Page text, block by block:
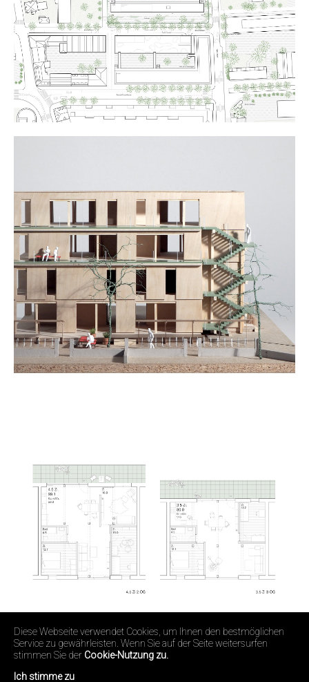
Diese Webseite verwendet Cookies, um Ihnen den bestmöglichen
Service zu gewährleisten. Wenn Sie auf der Seite weitersurfen
stimmen Sie der Cookie-Nutzung zu.
Ich stimme zu